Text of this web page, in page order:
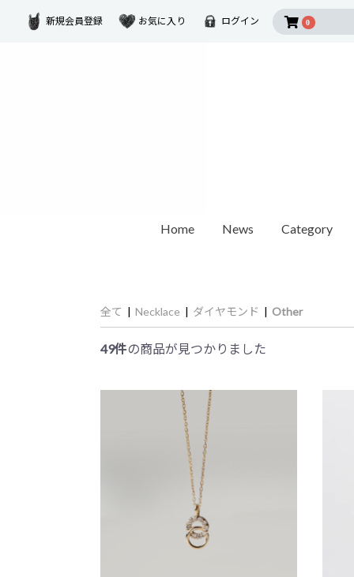
新規会員登録 お気に入り ログイン 0
Home News Category
1石ダイヤモンド
世界最小ダイヤモンド
モチーフ
カラーストーン
オパール / パール
チェーンリング
全て | Necklace | ダイヤモンド | Other
49件の商品が見つかりました